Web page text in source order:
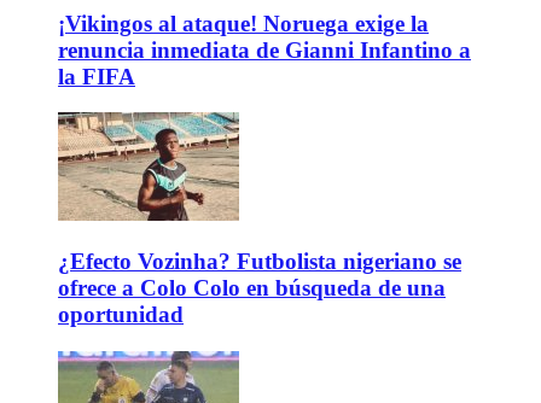
¡Vikingos al ataque! Noruega exige la
renuncia inmediata de Gianni Infantino a
la FIFA
¿Efecto Vozinha? Futbolista nigeriano se
ofrece a Colo Colo en búsqueda de una
oportunidad